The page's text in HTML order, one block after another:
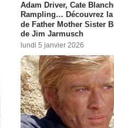
Adam Driver, Cate
Rampling… Découvrez
de Father Mother Sister
de Jim Jarmusch
lundi 5 janvier 2026